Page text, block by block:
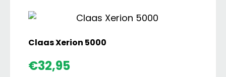
Claas Xerion 5000
€32,95